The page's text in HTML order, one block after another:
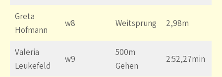
Greta
Hofmann
w8 Weitsprung 2,98m
Valeria
Leukefeld
w9
500m
Gehen
2:52,27min